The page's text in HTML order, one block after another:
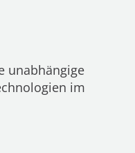
unabhängige
im